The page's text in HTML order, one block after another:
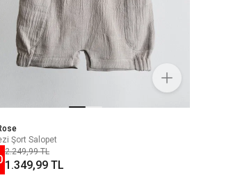
Şort Salopet
2.249,99 TL
1.349,99 TL